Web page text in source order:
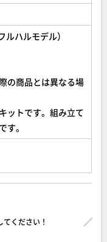
ハルモデル）
の商品とは異なる場
ットです。組み立て
す。
ください！